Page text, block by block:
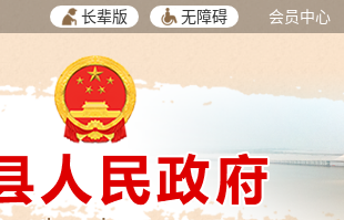
长辈版 无障碍 会员中心